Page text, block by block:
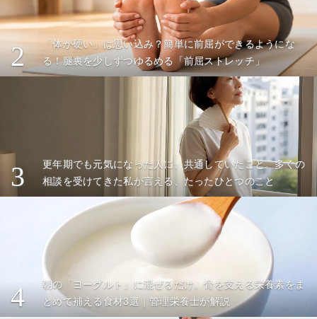
2
「体が硬い」は思い込み？簡単に前屈ができるようにな
る！腿裏を少しずつゆるめる「前屈ストレッチ」
3
更年期でも元気になった人に、共通していたこと。多くの
相談を受けてきた私が言える、たったひとつのこと
4
朝の「ヨーグルト」に混ぜるだけ。骨を支える栄養素をま
とめて補える食材3選｜管理栄養士が解説